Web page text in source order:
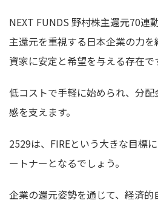
NEXT FUNDS 野村株主還元70連
主還元を重視する日本企業の力
資家に安定と希望を与える存在で
低コストで手軽に始められ、分
感を支えます。
2529は、FIREという大きな目標
ートナーとなるでしょう。
企業の還元姿勢を通じて、経済